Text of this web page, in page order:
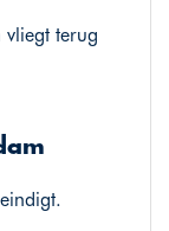
terug